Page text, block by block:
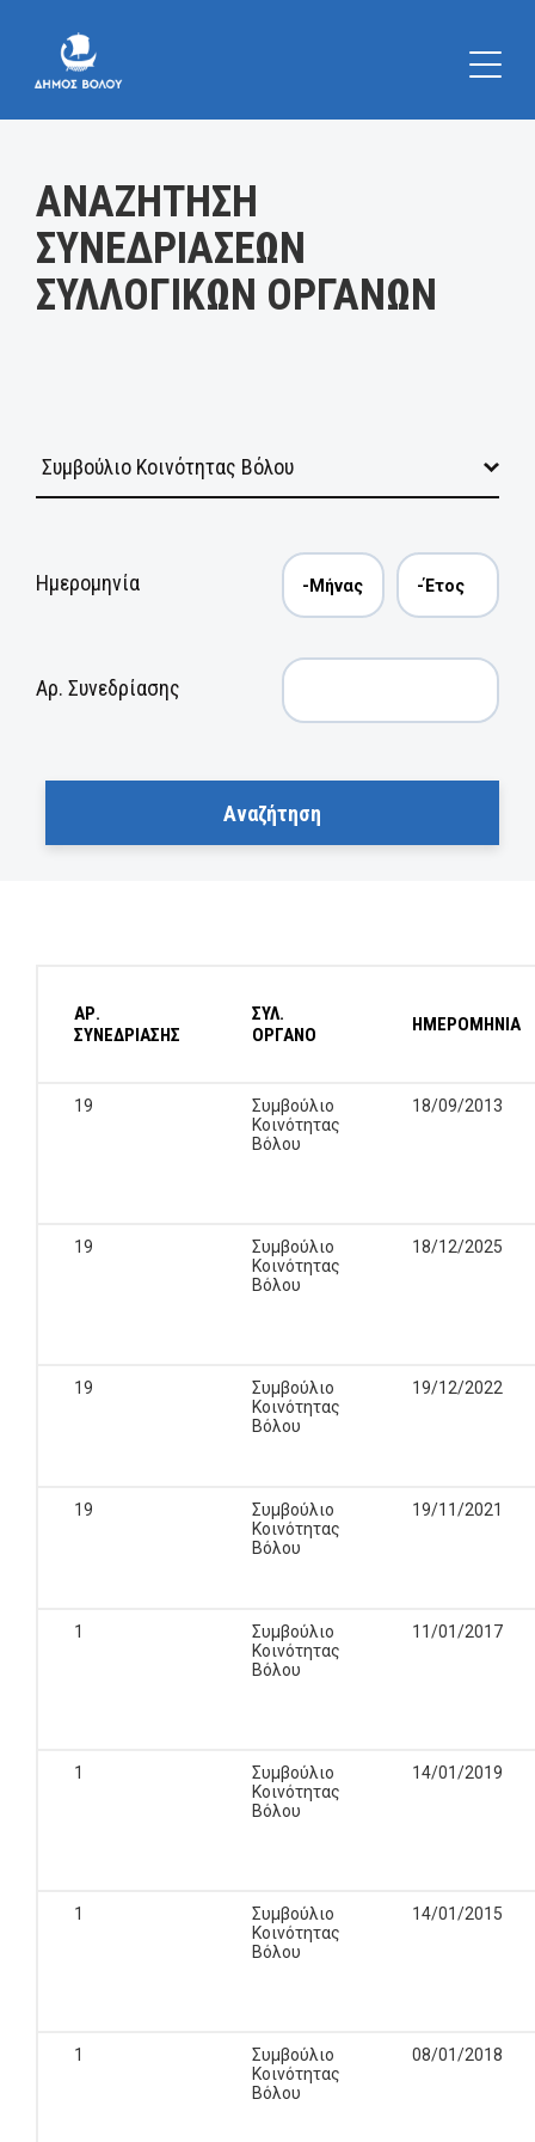
ΑΝΑΖΗΤΗΣΗ
ΣΥΝΕΔΡΙΑΣΕΩΝ
ΣΥΛΛΟΓΙΚΩΝ ΟΡΓΑΝΩΝ
Ημερομηνία
Αρ. Συνεδρίασης
ΑΡ.
ΣΥΝΕΔΡΙΑΣΗΣ
ΣΥΛ.
ΟΡΓΑΝΟ
ΗΜΕΡΟΜΗΝΙΑ
19
Συμβούλιο
Κοινότητας
Βόλου
18/09/2013
19
Συμβούλιο
Κοινότητας
Βόλου
18/12/2025
19
Συμβούλιο
Κοινότητας
Βόλου
19/12/2022
19
Συμβούλιο
Κοινότητας
Βόλου
19/11/2021
1
Συμβούλιο
Κοινότητας
Βόλου
11/01/2017
1
Συμβούλιο
Κοινότητας
Βόλου
14/01/2019
1
Συμβούλιο
Κοινότητας
Βόλου
14/01/2015
1
Συμβούλιο
Κοινότητας
Βόλου
08/01/2018